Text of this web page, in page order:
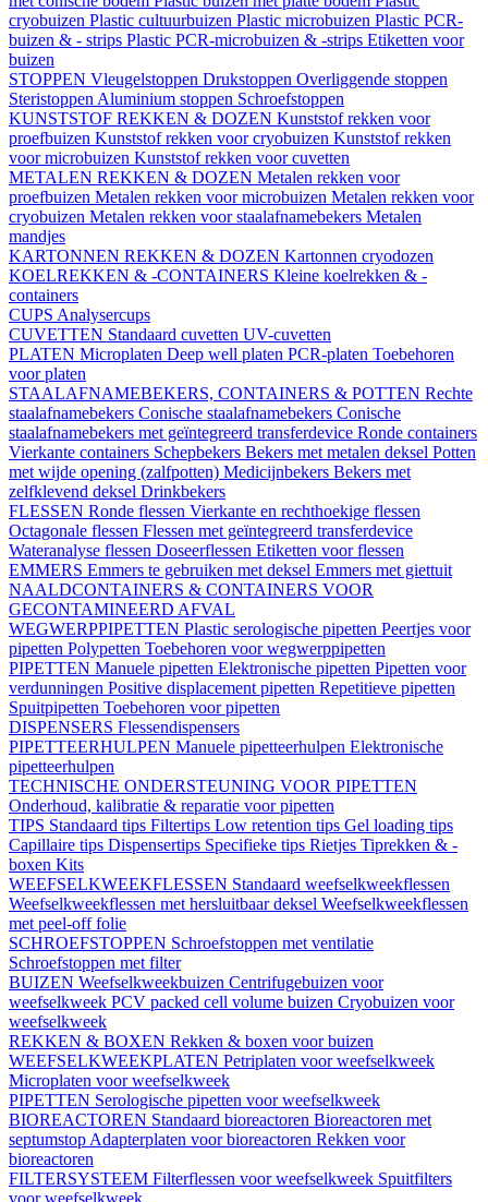
cryobuizen Plastic cultuurbuizen Plastic microbuizen Plastic PCR-
buizen & - strips Plastic PCR-microbuizen & -strips Etiketten voor
buizen
STOPPEN Vleugelstoppen Drukstoppen Overliggende stoppen
Steristoppen Aluminium stoppen Schroefstoppen
KUNSTSTOF REKKEN & DOZEN Kunststof rekken voor
proefbuizen Kunststof rekken voor cryobuizen Kunststof rekken
voor microbuizen Kunststof rekken voor cuvetten
METALEN REKKEN & DOZEN Metalen rekken voor
proefbuizen Metalen rekken voor microbuizen Metalen rekken voor
cryobuizen Metalen rekken voor staalafnamebekers Metalen
mandjes
KARTONNEN REKKEN & DOZEN Kartonnen cryodozen
KOELREKKEN & -CONTAINERS Kleine koelrekken & -
containers
CUPS Analysercups
CUVETTEN Standaard cuvetten UV-cuvetten
PLATEN Microplaten Deep well platen PCR-platen Toebehoren
voor platen
STAALAFNAMEBEKERS, CONTAINERS & POTTEN Rechte
staalafnamebekers Conische staalafnamebekers Conische
staalafnamebekers met geïntegreerd transferdevice Ronde containers
Vierkante containers Schepbekers Bekers met metalen deksel Potten
met wijde opening (zalfpotten) Medicijnbekers Bekers met
zelfklevend deksel Drinkbekers
FLESSEN Ronde flessen Vierkante en rechthoekige flessen
Octagonale flessen Flessen met geïntegreerd transferdevice
Wateranalyse flessen Doseerflessen Etiketten voor flessen
EMMERS Emmers te gebruiken met deksel Emmers met giettuit
NAALDCONTAINERS & CONTAINERS VOOR
GECONTAMINEERD AFVAL
WEGWERPPIPETTEN Plastic serologische pipetten Peertjes voor
pipetten Polypetten Toebehoren voor wegwerppipetten
PIPETTEN Manuele pipetten Elektronische pipetten Pipetten voor
verdunningen Positive displacement pipetten Repetitieve pipetten
Spuitpipetten Toebehoren voor pipetten
DISPENSERS Flessendispensers
PIPETTEERHULPEN Manuele pipetteerhulpen Elektronische
pipetteerhulpen
TECHNISCHE ONDERSTEUNING VOOR PIPETTEN
Onderhoud, kalibratie & reparatie voor pipetten
TIPS Standaard tips Filtertips Low retention tips Gel loading tips
Capillaire tips Dispensertips Specifieke tips Rietjes Tiprekken & -
boxen Kits
WEEFSELKWEEKFLESSEN Standaard weefselkweekflessen
Weefselkweekflessen met hersluitbaar deksel Weefselkweekflessen
met peel-off folie
SCHROEFSTOPPEN Schroefstoppen met ventilatie
Schroefstoppen met filter
BUIZEN Weefselkweekbuizen Centrifugebuizen voor
weefselkweek PCV packed cell volume buizen Cryobuizen voor
weefselkweek
REKKEN & BOXEN Rekken & boxen voor buizen
WEEFSELKWEEKPLATEN Petriplaten voor weefselkweek
Microplaten voor weefselkweek
PIPETTEN Serologische pipetten voor weefselkweek
BIOREACTOREN Standaard bioreactoren Bioreactoren met
septumstop Adapterplaten voor bioreactoren Rekken voor
bioreactoren
FILTERSYSTEEM Filterflessen voor weefselkweek Spuitfilters